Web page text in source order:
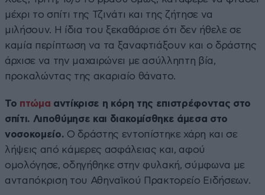
μέχρι το σπίτι της Τζινάτι και της ζήτησε να
μιλήσουν. Η ίδια του ξεκαθάρισε ότι δεν ήθελε σε
καμία περίπτωση να τα ξαναφτιάξουν και ο δράστης
άρχισε να την μαχαιρώνει με ασύλληπτη βία,
προκαλώντας της ακαριαίο θάνατο.
Το πτώμα αντίκρισε η κόρη της επιστρέφοντας στο
σπίτι. Λιποθύμησε και διακομίσθηκε άμεσα στο
νοσοκομείο. Ο δράστης εντοπίστηκε χάρη και σε
λήψεις από κάμερες ασφάλειας και, αφού
ομολόγησε, οδηγήθηκε στην φυλακή, σύμφωνα με
ανταπόκριση του Αθηναϊκού Πρακτορείο Ειδήσεων.